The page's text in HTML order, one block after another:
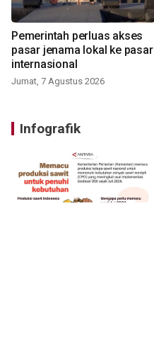
Pemerintah perluas akses
pasar jenama lokal ke pasar
internasional
Jumat, 7 Agustus 2026
Infografik